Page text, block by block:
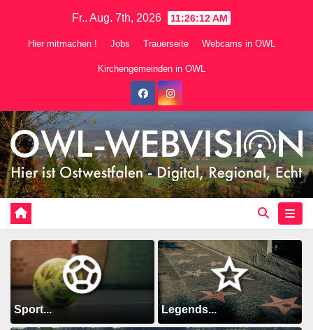
Fr.. Aug. 7th, 2026 11:26:14 AM
Hier mitmachen ! Jobs Trauerseite Webcams in OWL
Kirchengemeinden in OWL
Sport... Legends...